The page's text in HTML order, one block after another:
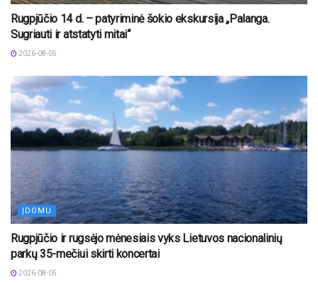
Rugpjūčio 14 d. – patyriminė šokio ekskursija „Palanga.
Sugriauti ir atstatyti mitai“
2026-08-05
ĮDOMU
Rugpjūčio ir rugsėjo mėnesiais vyks Lietuvos nacionalinių
parkų 35-mečiui skirti koncertai
2026-08-05